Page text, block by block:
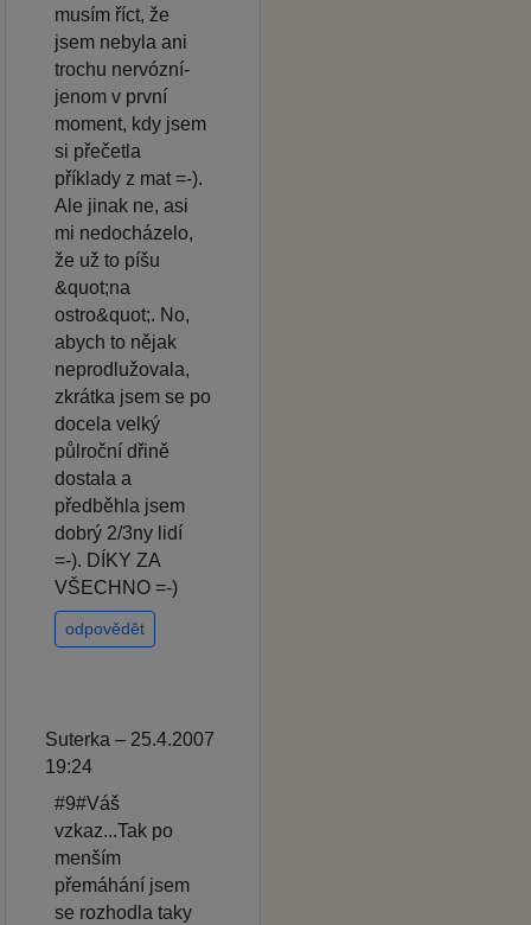
musím říct, že
jsem nebyla ani
trochu nervózní-
jenom v první
moment, kdy jsem
si přečetla
příklady z mat =-).
Ale jinak ne, asi
mi nedocházelo,
že už to píšu
&quot;na
ostro&quot;. No,
abych to nějak
neprodlužovala,
zkrátka jsem se po
docela velký
půlroční dřině
dostala a
předběhla jsem
dobrý 2/3ny lidí
=-). DÍKY ZA
VŠECHNO =-)
odpovědět
Suterka – 25.4.2007
19:24
#9#Váš
vzkaz...Tak po
menším
přemáhání jsem
se rozhodla taky